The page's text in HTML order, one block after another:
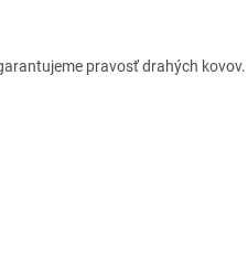
pravosť drahých kovov.